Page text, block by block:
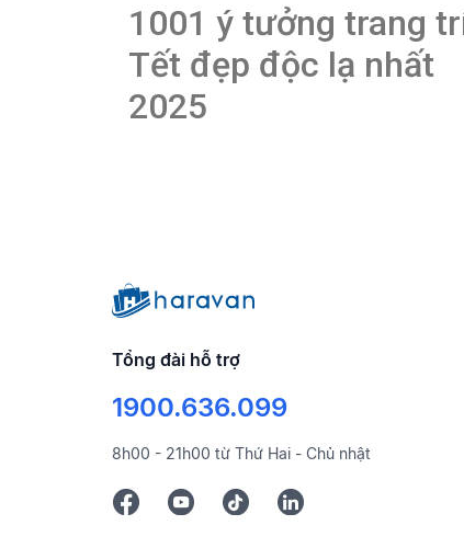
1001 ý tưởng trang
Tết đẹp độc lạ nhất
2025
Tổng đài hỗ trợ
1900.636.099
8h00 - 21h00 từ Thứ Hai - Chủ nhật